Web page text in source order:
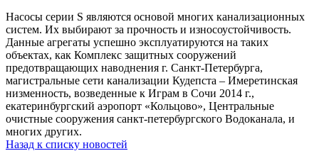
Насосы серии S являются основой многих канализационных
систем. Их выбирают за прочность и износоустойчивость.
Данные агрегаты успешно эксплуатируются на таких
объектах, как Комплекс защитных сооружений
предотвращающих наводнения г. Санкт-Петербурга,
магистральные сети канализации Кудепста – Имеретинская
низменность, возведенные к Играм в Сочи 2014 г.,
екатеринбургский аэропорт «Кольцово», Центральные
очистные сооружения санкт-петербургского Водоканала, и
многих других.
Назад к списку новостей